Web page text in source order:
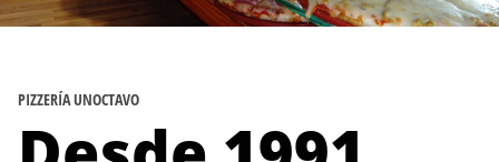
PIZZERÍA UNOCTAVO